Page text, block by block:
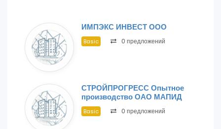
ИМПЭКС ИНВЕСТ ООО
Basic 0 предложений
СТРОЙПРОГРЕСС Опытное
производство ОАО МАПИД
Basic 0 предложений